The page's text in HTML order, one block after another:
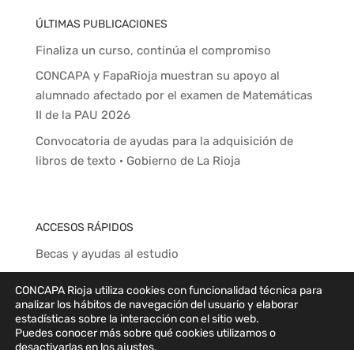
ÚLTIMAS PUBLICACIONES
Finaliza un curso, continúa el compromiso
CONCAPA y FapaRioja muestran su apoyo al
alumnado afectado por el examen de Matemáticas
II de la PAU 2026
Convocatoria de ayudas para la adquisición de
libros de texto · Gobierno de La Rioja
ACCESOS RÁPIDOS
Becas y ayudas al estudio
Relación de ampas de centros concertados
Colegios privado concertados de La Rioja
CONCAPA Rioja utiliza cookies con funcionalidad técnica para
analizar los hábitos de navegación del usuario y elaborar
estadísticas sobre la interacción con el sitio web.
Puedes conocer más sobre qué cookies utilizamos o
desactivarlas en losajustes.